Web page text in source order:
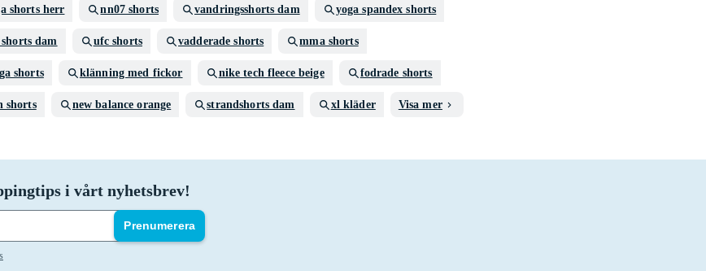
shorts herr nn07 shorts vandringsshorts dam yoga spandex shorts
dam ufc shorts vadderade shorts mma shorts
shorts klänning med fickor nike tech fleece beige fodrade shorts
shorts new balance orange strandshorts dam xl kläder Visa mer
i vårt nyhetsbrev!
Prenumerera